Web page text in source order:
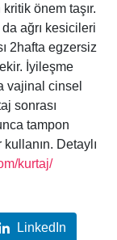
önem taşır.
ağrı kesicileri
2hafta egzersiz
İyileşme
vajinal cinsel
sonrası
tampon
Detaylı
kurtaj/
LinkedIn